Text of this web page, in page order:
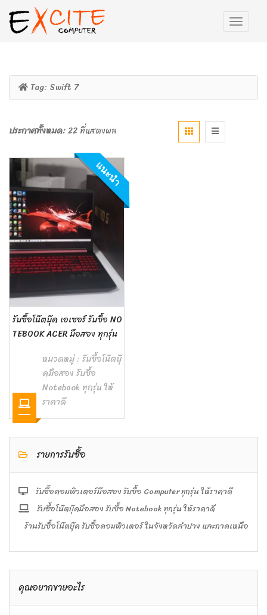
Tag: Swift 7
ประกาศทั้งหมด:22 ที่แสดงผล
แนะนำ
รับซื้อโน๊ตบุ๊ค เอเซอร์ รับซื้อ NO
TEBOOK ACER มือสอง ทุกรุ่น
หมวดหมู่ : รับซื้อโน๊ตบุ๊
คมือสอง รับซื้อ
Notebook ทุกรุ่น ให้
ราคาดี
รายการรับซื้อ
รับซื้อคอมพิวเตอร์มือสอง รับซื้อ Computer ทุกรุ่น ให้ราคาดี
รับซื้อโน๊ตบุ๊คมือสอง รับซื้อ Notebook ทุกรุ่น ให้ราคาดี
ร้านรับซื้อโน๊ตบุ๊ค รับซื้อคอมพิวเตอร์ ในจังหวัดลำปาง และภาคเหนือ
คุณอยากขายอะไร